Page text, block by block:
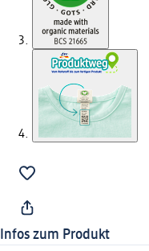
Infos zum Produkt